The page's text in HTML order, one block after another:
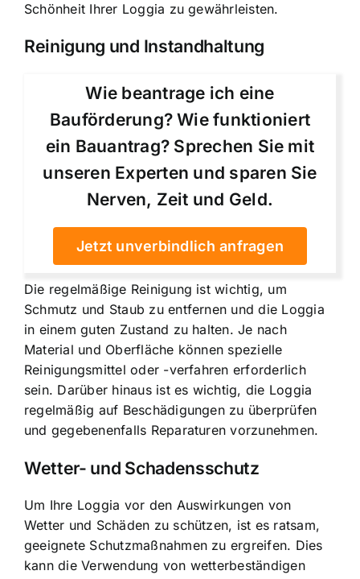
Schönheit Ihrer Loggia zu gewährleisten.
Reinigung und Instandhaltung
Wie beantrage ich eine
Bauförderung? Wie funktioniert
ein Bauantrag? Sprechen Sie mit
unseren Experten und sparen Sie
Nerven, Zeit und Geld.
Jetzt unverbindlich anfragen
Die regelmäßige Reinigung ist wichtig, um
Schmutz und Staub zu entfernen und die Loggia
in einem guten Zustand zu halten. Je nach
Material und Oberfläche können spezielle
Reinigungsmittel oder -verfahren erforderlich
sein. Darüber hinaus ist es wichtig, die Loggia
regelmäßig auf Beschädigungen zu überprüfen
und gegebenenfalls Reparaturen vorzunehmen.
Wetter- und Schadensschutz
Um Ihre Loggia vor den Auswirkungen von
Wetter und Schäden zu schützen, ist es ratsam,
geeignete Schutzmaßnahmen zu ergreifen. Dies
kann die Verwendung von wetterbeständigen